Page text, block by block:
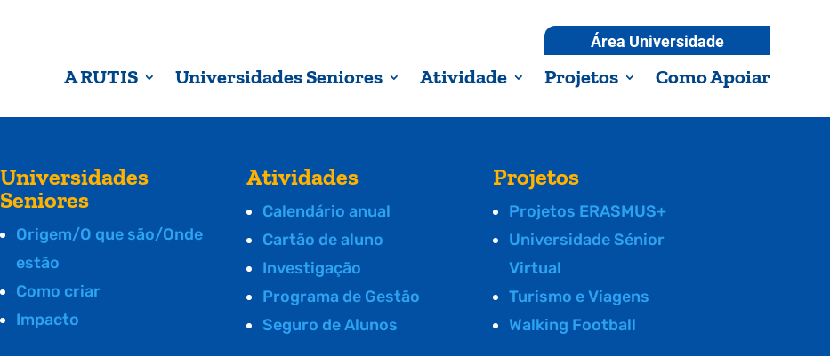
Área Universidade
A RUTIS Universidades Seniores Atividade Projetos Como Apoiar
Universidades
Seniores
Origem/O que são/Onde
estão
Como criar
Impacto
Atividades
Calendário anual
Cartão de aluno
Investigação
Programa de Gestão
Seguro de Alunos
Projetos
Projetos ERASMUS+
Universidade Sénior
Virtual
Turismo e Viagens
Walking Football